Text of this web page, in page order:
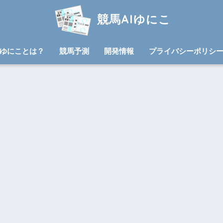
競馬AIゆにこ
ゆにことは？ 競馬予測 開発情報 プライバシーポリシ